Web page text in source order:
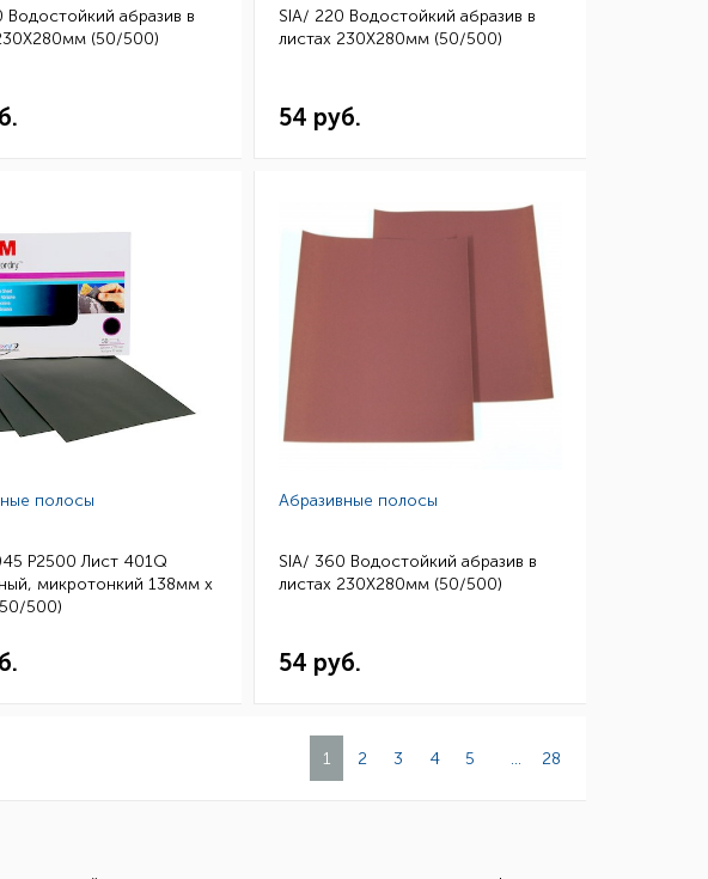
Водостойкий абразив в
(50/500)
SIA/ 220 Водостойкий абразив в
листах 230Х280мм (50/500)
54 руб.
полосы
P2500 Лист 401Q
микротонкий 138мм х
500)
Абразивные полосы
SIA/ 360 Водостойкий абразив в
листах 230Х280мм (50/500)
54 руб.
1 2 3 4 5 ... 28